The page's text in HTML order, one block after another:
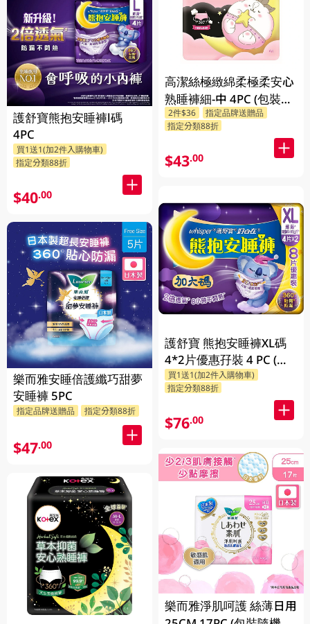
護舒寶熊抱安睡褲l碼
4PC
買1送1(加2件入購物車)
指定分類88折
$40.00
樂而雅安睡倍護纖巧甜夢
安睡褲 5PC
指定品牌送贈品 指定分類88折
$47.00
高潔絲極緻綿柔極柔安心
熟睡褲細-中 4PC (包裝隨
機發放)
2件$36
指定品牌送贈品
指定分類88折
$43.00
護舒寶 熊抱安睡褲XL碼
4*2片優惠孖裝 4 PC (包
裝隨機發放)
買1送1(加2件入購物車)
指定分類88折
$76.00
樂而雅淨肌呵護 絲薄日用